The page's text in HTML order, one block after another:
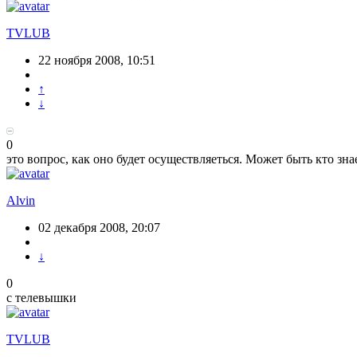
TVLUB
22 ноября 2008, 10:51
↑
↓
0
это вопрос, как оно будет осуществляеться. Может быть кто
Alvin
02 декабря 2008, 20:07
↓
0
c телевышки
TVLUB